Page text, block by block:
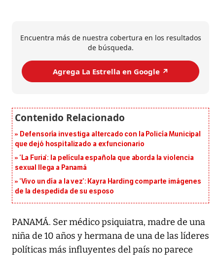
Encuentra más de nuestra cobertura en los resultados
de búsqueda.
Agrega La Estrella en Google ↗️
Defensoría investiga altercado con la Policía Municipal
que dejó hospitalizado a exfuncionario
‘La Furia’: la película española que aborda la violencia
sexual llega a Panamá
‘Vivo un día a la vez’: Kayra Harding comparte imágenes
de la despedida de su esposo
PANAMÁ. Ser médico psiquiatra, madre de una
niña de 10 años y hermana de una de las líderes
políticas más influyentes del país no parece